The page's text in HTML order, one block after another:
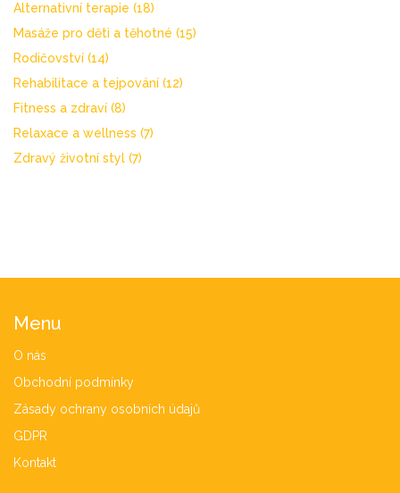
Alternativní terapie (18)
Masáže pro děti a těhotné (15)
Rodičovství (14)
Rehabilitace a tejpování (12)
Fitness a zdraví (8)
Relaxace a wellness (7)
Zdravý životní styl (7)
Menu
O nás
Obchodní podmínky
Zásady ochrany osobních údajů
GDPR
Kontakt